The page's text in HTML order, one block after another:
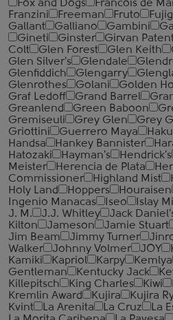
Fox and Dogs
Francois de
Franzini
Freeman Fruto
Gallant
Galliano Gambini
Gineti
Ginster Girvan
Colt
Glen Forest Glen Keith
Glen Silver's
Glendale
Glenfiddich
Glengarry
Glenrothes
Golani Golden
Graf Ledoff
Grand Barrel
Greanlend
Green Baboon
Gremiseuli
Grey Glen Grey
Griottini
Guerrero Maya
Handsa
Hankey Bannister
Hatozaki
Hayman's Hendrick's
Meister
Herencia de Plata
Commissioner
Highland Mist
Holy Land
Hoppers Houraisen
Ingenio Manacas
Iseo Islay
J. M.
J.J. Whitley Jack
Kilton
Jameson Jamie Stuart
Jim Beam
Jimmy Turner
Walker
Johnny Volmer JOY
Kamiki
Kapriol Karpy Kemlya
Gentleman
Kentucky Jack
Killepitsch
King Charles Kiwi
Kremlin Award
Kujira Kujira
Kvint
La Arenita La Cruz La